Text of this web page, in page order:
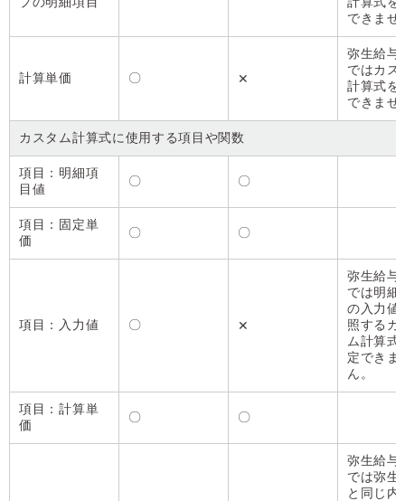
できませ
計算単価 〇 ✕
弥生給与
ではカス
計算式を
できませ
カスタム計算式に使用する項目や関数
項目：明細項
目値
〇 〇
項目：固定単
価
〇 〇
項目：入力値 〇 ✕
弥生給与
では明細
の入力値
照するカ
ム計算式
定できま
ん。
項目：計算単
価
〇 〇
弥生給与
では弥生
と同じ内